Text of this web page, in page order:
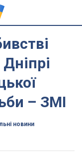
– ЗМІ
новини